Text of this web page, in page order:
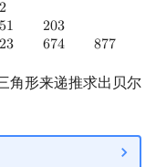
2
51 203
23 674 877
角形来递推求出贝尔